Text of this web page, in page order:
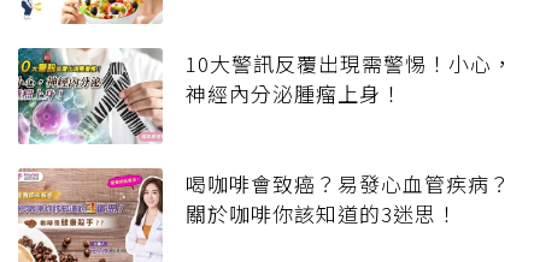
10大警訊反覆出現需警惕！小心，
神經內分泌腫瘤上身！
喝咖啡會致癌？易發心血管疾病？
關於咖啡你該知道的3迷思！